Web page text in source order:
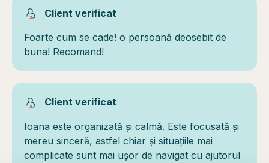
Client verificat
Foarte cum se cade! o persoană deosebit de
buna! Recomand!
Client verificat
Ioana este organizată și calmă. Este focusată și
mereu sinceră, astfel chiar și situațiile mai
complicate sunt mai ușor de navigat cu ajutorul